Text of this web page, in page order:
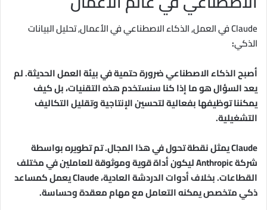
Claude في العمل, الذكاء الاصطناعي في الأعمال, تحليل البيانات
الذكي:
أصبح الذكاء الاصطناعي ضرورة حتمية في بيئة العمل الحديثة. لم
يعد السؤال هو ما إذا كنا سنستخدم هذه التقنيات، بل كيف
يمكننا توظيفها بفعالية لتحسين الإنتاجية وتقليل التكاليف
التشغيلية.
Claude يمثل نقطة تحول في هذا المجال. تم تطويره بواسطة
شركة Anthropic ليكون أداة قوية وموثوقة للعاملين في مختلف
القطاعات. بخلاف أدوات الدردشة العادية، Claude يعمل كمساعد
ذكي متخصص يمكنه التعامل مع مهام معقدة وحساسة.